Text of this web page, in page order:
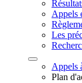
Appels
Les
Appels
Plan